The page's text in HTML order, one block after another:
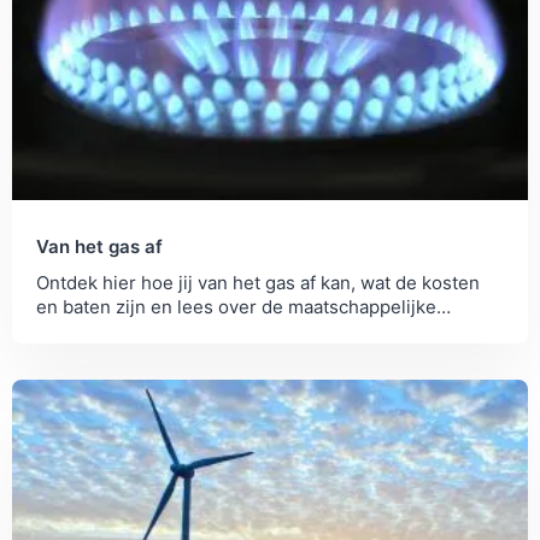
omgerekend naar de CO2 opname van bomen per
jaar (22 kilo CO2).
Kosten: Voor de prijs kijken we naar de gemiddelde
prijs van de duurzame varianten. We hebben een
backend koppeling met de meeste webshops voor
gemiddelde kunnen inschatten.
ten opzichte van de jaarlijkse besparingen. Een
product dat 30 euro kost en waarmee je 60 euro
aan energieverbruik terugverdiend heeft
kan uitvoeren. We gaan er hierbij vanuit dat je wel
een beetje handig bent. Voor jouw situatie kan dit
een stuk hoger (of lager) liggen.
Op deze manier kan je zien welke oplossingen
Van het gas af
Ontdek hier hoe jij van het gas af kan, wat de kosten
en baten zijn en lees over de maatschappelijke